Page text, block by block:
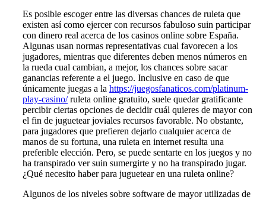
Es posible escoger entre las diversas chances de ruleta que
existen así­ como ejercer con recursos fabuloso suin participar
con dinero real acerca de los casinos online sobre España.
Algunas usan normas representativas cual favorecen a los
jugadores, mientras que diferentes deben menos números en
la rueda cual cambian, a mejor, los chances sobre sacar
ganancias referente a el juego. Inclusive en caso de que
únicamente juegas a la https://juegosfanaticos.com/platinum-
play-casino/ruleta online gratuito, suele quedar gratificante
percibir ciertas opciones de decidir cuál quieres de mayor con
el fin de juguetear joviales recursos favorable. No obstante,
para jugadores que prefieren dejarlo cualquier acerca de
manos de su fortuna, una ruleta en internet resulta una
preferible elección. Pero, se puede sentarte en los juegos y no
ha transpirado ver suin sumergirte y no ha transpirado jugar.
¿Qué necesito haber para juguetear en una ruleta online?
Algunos de los niveles sobre software de mayor utilizadas de